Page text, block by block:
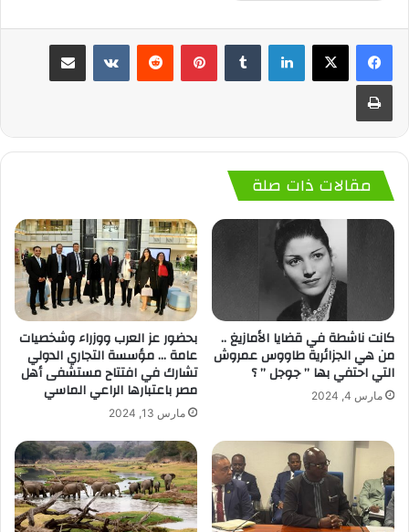
لينكدإن بينتيريست
مقالات ذات صلة
كانت ناشطة في قضايا الأمازيغ ..
من هي الجزائرية طاووس عمروش
التي احتفي بها ” جوجل ” ؟
مارس 4, 2024
بحضور عز العرب ووزراء وشخصيات
عامة … مؤسسة التجاري الدولي
تشارك في افتتاح مستشفى أهل
مصر باعتبارها الراعي الماسي
مارس 13, 2024